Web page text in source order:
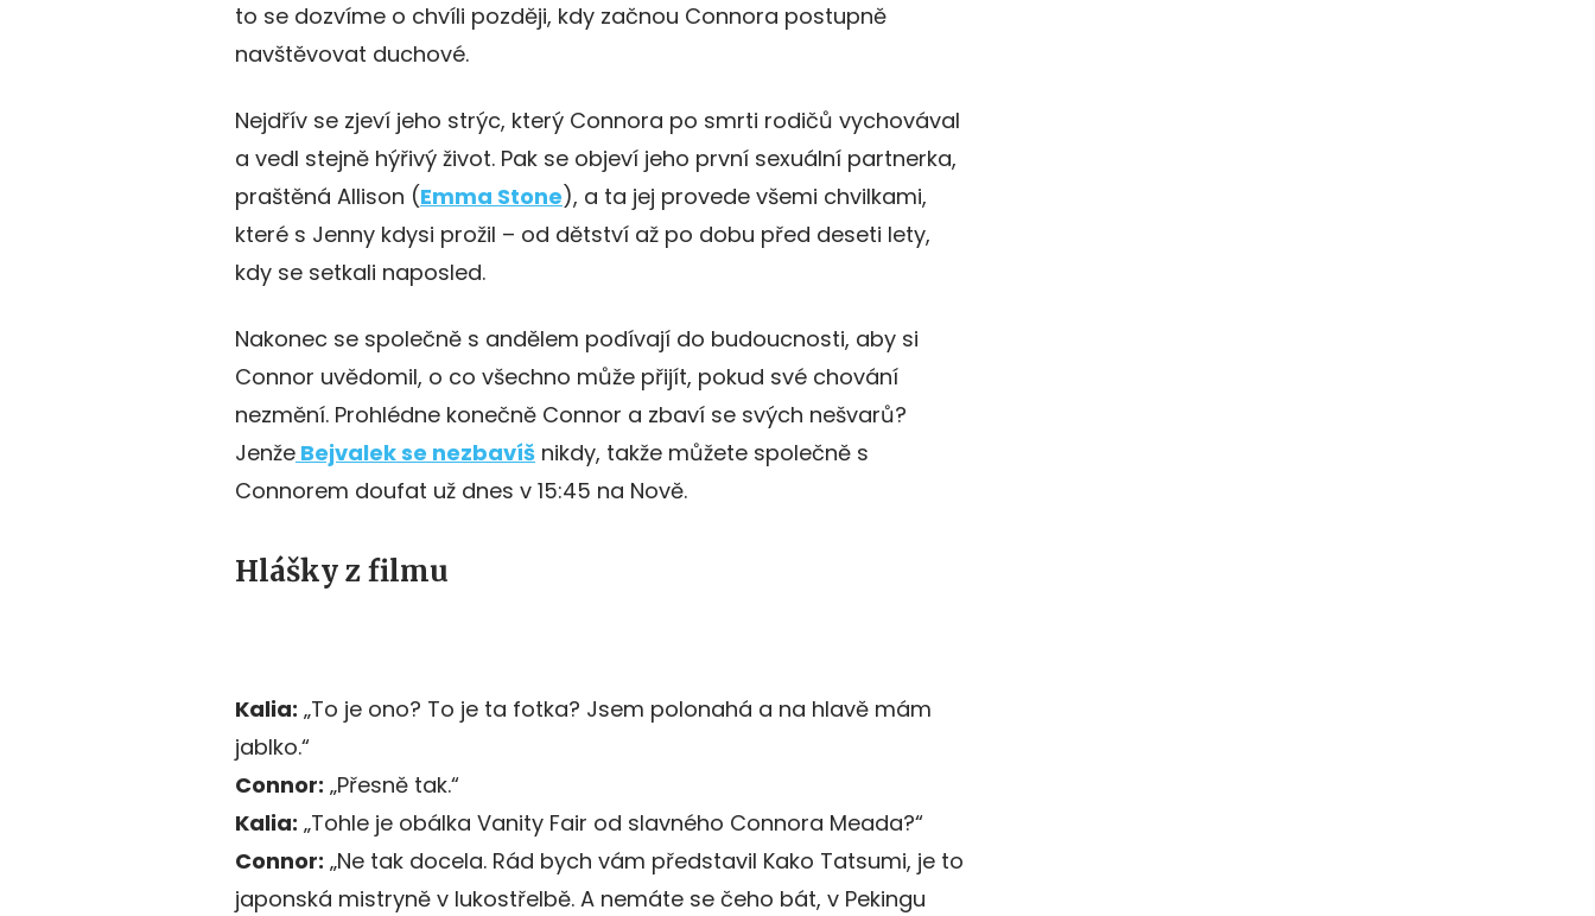
to se dozvíme o chvíli později, kdy začnou Connora postupně
navštěvovat duchové.
Nejdřív se zjeví jeho strýc, který Connora po smrti rodičů vychovával
a vedl stejně hýřivý život. Pak se objeví jeho první sexuální partnerka,
praštěná Allison (Emma Stone), a ta jej provede všemi chvilkami,
které s Jenny kdysi prožil – od dětství až po dobu před deseti lety,
kdy se setkali naposled.
Nakonec se společně s andělem podívají do budoucnosti, aby si
Connor uvědomil, o co všechno může přijít, pokud své chování
nezmění. Prohlédne konečně Connor a zbaví se svých nešvarů?
Jenže Bejvalek se nezbavíš nikdy, takže můžete společně s
Connorem doufat už dnes v 15:45 na Nově.
Hlášky z filmu
Kalia: „To je ono? To je ta fotka? Jsem polonahá a na hlavě mám
jablko.“
Connor: „Přesně tak.“
Kalia: „Tohle je obálka Vanity Fair od slavného Connora Meada?“
Connor: „Ne tak docela. Rád bych vám představil Kako Tatsumi, je to
japonská mistryně v lukostřelbě. A nemáte se čeho bát, v Pekingu